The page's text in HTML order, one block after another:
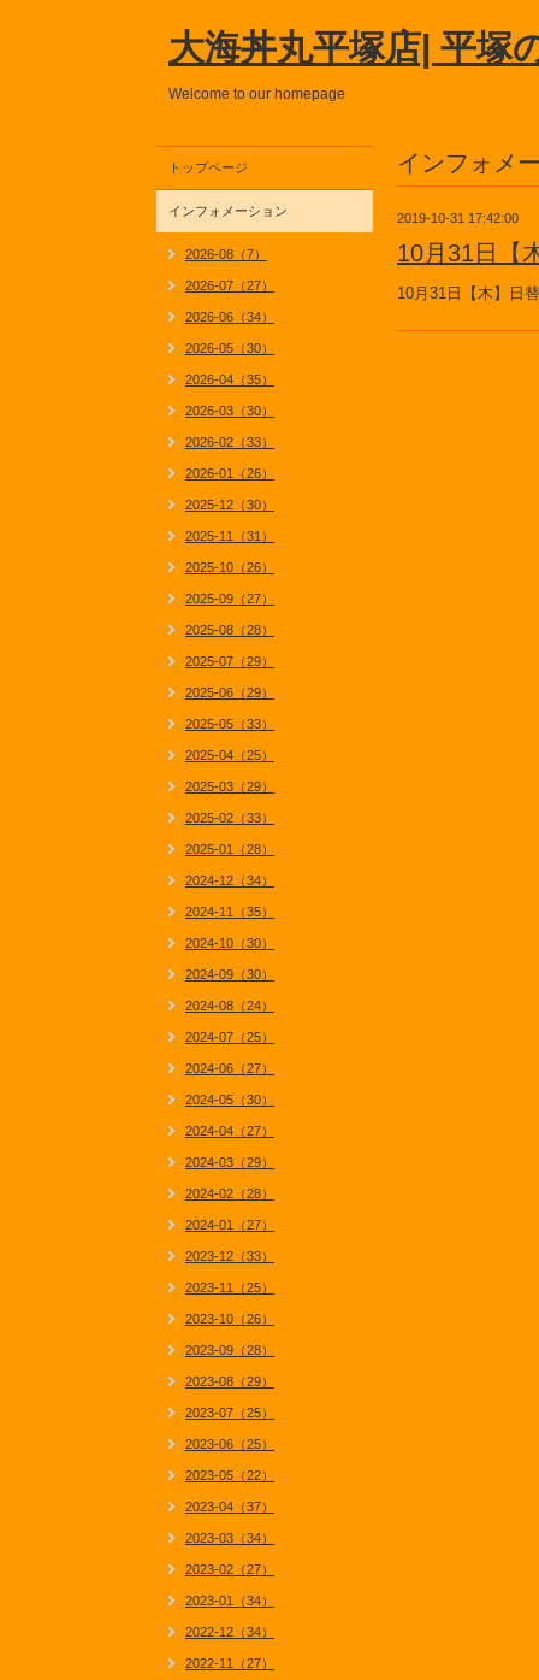
大海丼丸平塚店| 平塚
Welcome to our homepage
インフォメ
2019-10-31 17:42:00
10月31日【
10月31日【木】日
トップページ
インフォメーション
2026-08（7）
2026-07（27）
2026-06（34）
2026-05（30）
2026-04（35）
2026-03（30）
2026-02（33）
2026-01（26）
2025-12（30）
2025-11（31）
2025-10（26）
2025-09（27）
2025-08（28）
2025-07（29）
2025-06（29）
2025-05（33）
2025-04（25）
2025-03（29）
2025-02（33）
2025-01（28）
2024-12（34）
2024-11（35）
2024-10（30）
2024-09（30）
2024-08（24）
2024-07（25）
2024-06（27）
2024-05（30）
2024-04（27）
2024-03（29）
2024-02（28）
2024-01（27）
2023-12（33）
2023-11（25）
2023-10（26）
2023-09（28）
2023-08（29）
2023-07（25）
2023-06（25）
2023-05（22）
2023-04（37）
2023-03（34）
2023-02（27）
2023-01（34）
2022-12（34）
2022-11（27）